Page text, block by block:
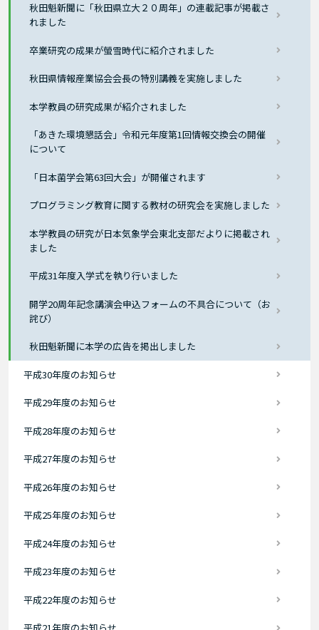
秋田魁新聞に「秋田県立大２０周年」の連載記事が掲載さ
れました
卒業研究の成果が螢雪時代に紹介されました
秋田県情報産業協会会長の特別講義を実施しました
本学教員の研究成果が紹介されました
「あきた環境懇話会」令和元年度第1回情報交換会の開催
について
「日本菌学会第63回大会」が開催されます
プログラミング教育に関する教材の研究会を実施しました
本学教員の研究が日本気象学会東北支部だよりに掲載され
ました
平成31年度入学式を執り行いました
開学20周年記念講演会申込フォームの不具合について（お
詫び）
秋田魁新聞に本学の広告を掲出しました
平成30年度のお知らせ
平成29年度のお知らせ
平成28年度のお知らせ
平成27年度のお知らせ
平成26年度のお知らせ
平成25年度のお知らせ
平成24年度のお知らせ
平成23年度のお知らせ
平成22年度のお知らせ